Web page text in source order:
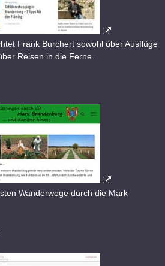
Frank Burchert sowohl über Ausflüge
Reisen in die Ferne.
Wanderwege durch die Mark